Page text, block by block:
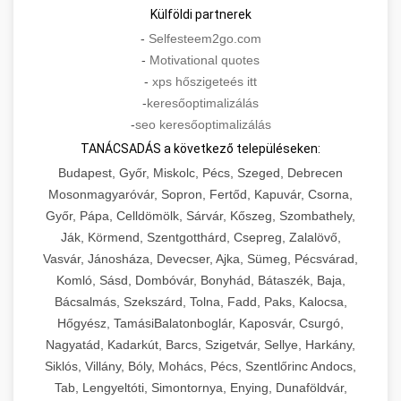
Külföldi partnerek
- Selfesteem2go.com
- Motivational quotes
- xps hőszigeteés itt
-keresőoptimalizálás
-seo keresőoptimalizálás
TANÁCSADÁS a következő településeken:
Budapest, Győr, Miskolc, Pécs, Szeged, Debrecen
Mosonmagyaróvár, Sopron, Fertőd, Kapuvár, Csorna,
Győr, Pápa, Celldömölk, Sárvár, Kőszeg, Szombathely,
Ják, Körmend, Szentgotthárd, Csepreg, Zalalövő,
Vasvár, Jánosháza, Devecser, Ajka, Sümeg, Pécsvárad,
Komló, Sásd, Dombóvár, Bonyhád, Bátaszék, Baja,
Bácsalmás, Szekszárd, Tolna, Fadd, Paks, Kalocsa,
Hőgyész, TamásiBalatonboglár, Kaposvár, Csurgó,
Nagyatád, Kadarkút, Barcs, Szigetvár, Sellye, Harkány,
Siklós, Villány, Bóly, Mohács, Pécs, Szentlőrinc Andocs,
Tab, Lengyeltóti, Simontornya, Enying, Dunaföldvár,